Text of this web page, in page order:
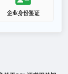
企业身份鉴证